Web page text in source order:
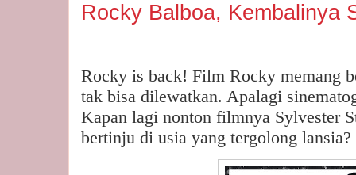
Rocky Balboa, Kembalinya
Rocky is back! Film Rocky memang
tak bisa dilewatkan. Apalagi
Kapan lagi nonton filmnya Sylvester
bertinju di usia yang tergolong lansia?